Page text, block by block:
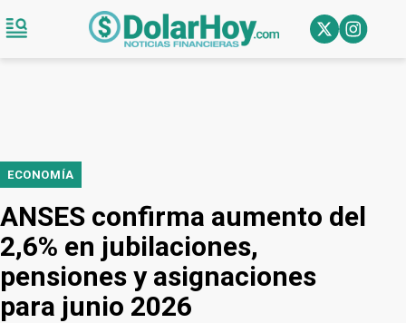
ECONOMÍA
ANSES confirma aumento del
2,6% en jubilaciones,
pensiones y asignaciones
para junio 2026